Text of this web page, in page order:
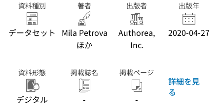
pembrolizumab
in patients with
non-small-cell
lung cancer
資料種別
データセット
著者
Mila Petrova
ほか
出版者
Authorea,
Inc.
出版年
2020-04-27
資料形態
デジタル
掲載誌名
-
掲載ページ
-
詳細を見
る